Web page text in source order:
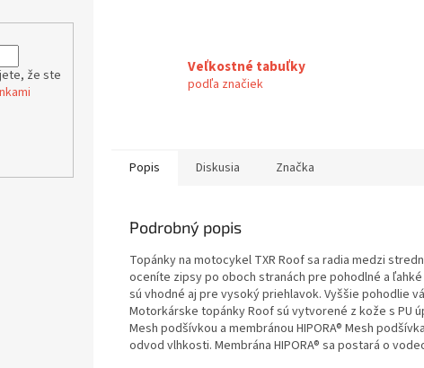
že ste
Veľkostné tabuľky
podľa značiek
Popis Diskusia Značka
Podrobný popis
Topánky na motocykel TXR Roof sa radia medzi
oceníte zipsy po oboch stranách pre pohodlné a
sú vhodné aj pre vysoký priehlavok. Vyššie pohodlie
Motorkárske topánky Roof sú vytvorené z kože s PU
Mesh podšívkou a membránou HIPORA® Mesh
odvod vlhkosti. Membrána HIPORA® sa postará o